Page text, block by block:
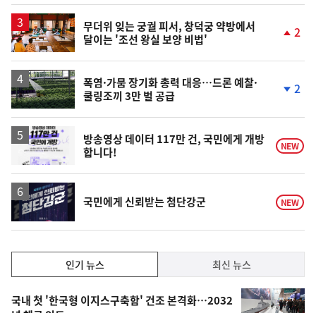
일
무더위 잊는 궁궐 피서, 창덕궁 약방에서
달이는 '조선 왕실 보양 비법'
2
폭염·가뭄 장기화 총력 대응…드론 예찰·
쿨링조끼 3만 벌 공급
락
2
방송영상 데이터 117만 건, 국민에게 개방
합니다!
NEW
국민에게 신뢰받는 첨단강군 NEW
기,
최
인기 뉴스 최신 뉴스
기
국내 첫 '한국형 이지스구축함' 건조 본격화…2032